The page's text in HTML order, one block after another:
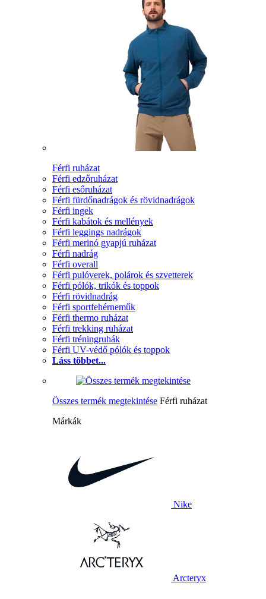
Férfi ruházat
Férfi edzőruházat
Férfi esőruházat
Férfi fürdőnadrágok és rövidnadrágok
Férfi ingek
Férfi kabátok és mellények
Férfi leggings nadrágok
Férfi merinó gyapjú ruházat
Férfi nadrág
Férfi overall
Férfi pulóverek, polárok és szvetterek
Férfi pólók, trikók és toppok
Férfi rövidnadrág
Férfi sportfehérneműk
Férfi thermo ruházat
Férfi trekking ruházat
Férfi tréningruhák
Férfi UV-védő pólók és toppok
Láss többet...
Összes termék megtekintése Férfi ruházat
Márkák
Nike
Arcteryx